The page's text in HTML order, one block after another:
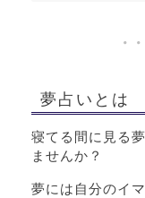
夢占いとは
寝てる間に見る
ませんか？
夢には自分のイ